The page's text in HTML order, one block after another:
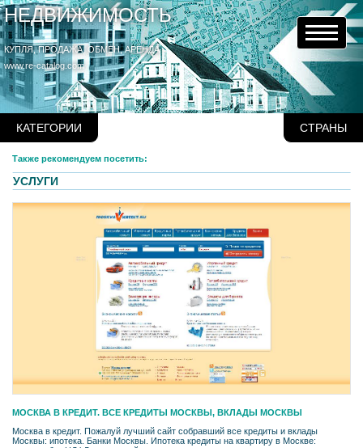
НЕДВИЖИМОСТЬ
КУПЛЯ, ПРОДАЖА, ОБМЕН, АРЕНДА
www.re-catalog.com
КАТЕГОРИИ СТРАНЫ
Также рекомендуем посетить:
УСЛУГИ
МОСКВА В КРЕДИТ. ВСЕ КРЕДИТЫ МОСКВЫ, ВКЛАДЫ МОСКВЫ
Москва в кредит. Пожалуй лучший сайт собравший все кредиты и вклады
Москвы: ипотека. Банки Москвы. Ипотека кредиты на квартиру в Москве: